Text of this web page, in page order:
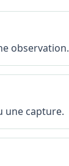
observation.
une capture.